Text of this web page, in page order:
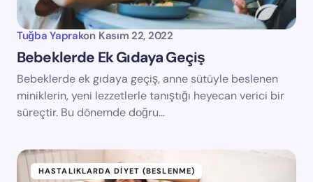
Tuğba Yaprakon Kasım 22, 2022
Bebeklerde Ek Gıdaya Geçiş
Bebeklerde ek gıdaya geçiş, anne sütüyle beslenen
miniklerin, yeni lezzetlerle tanıştığı heyecan verici bir
süreçtir. Bu dönemde doğru…
HASTALIKLARDA DIYET (BESLENME)